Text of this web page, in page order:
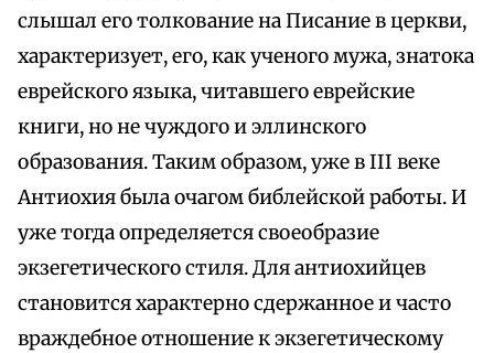
слышал его толкование на Писание в церкви,
характеризует, его, как ученого мужа, знатока
еврейского языка, читавшего еврейские
книги, но не чуждого и эллинского
образования. Таким образом, уже в III веке
Aнтиохия была очагом библейской работы. И
уже тогда определяется своеобразие
экзегетического стиля. Для антиохийцев
становится характерно сдержанное и часто
враждебное отношение к экзегетическому